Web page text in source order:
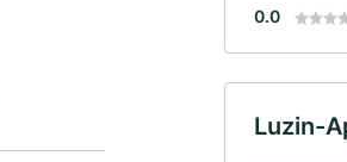
0.0
Luzin-